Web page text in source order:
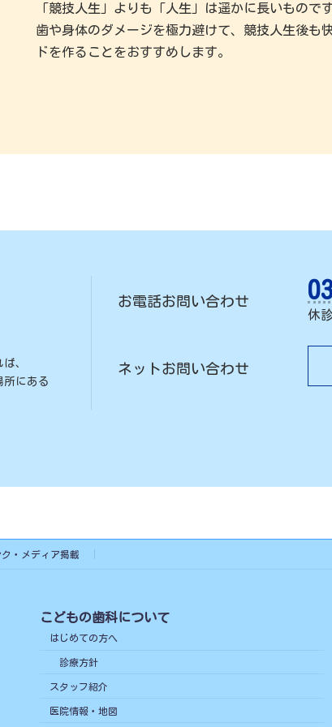
「競技人生」よりも「人生」は遥かに長いものです
歯や身体のダメージを極力避けて、競技人生後も
ドを作ることをおすすめします。
、
所にある
お電話お問い合わせ
休
ネットお問い合わせ
・メディア掲載
こどもの歯科について
はじめての方へ
診療方針
スタッフ紹介
医院情報・地図